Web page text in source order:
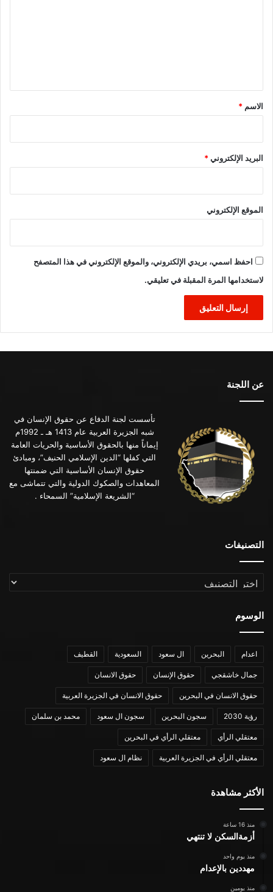
*
الاسم *
البريد الإلكتروني*
الموقع الإلكتروني
احفظ اسمي، بريدي الإلكتروني، والموقع الإلكتروني في هذا المتصفح
لاستخدامها المرة المقبلة في تعليقي.
عن اللجنة
تأسست لجنة الدفاع عن حقوق الإنسان في
شبه الجزيرة العربية عام 1413 هـ ـ 1992م
إيماناً منها بالحقوق الأساسية والحريات العامة
التي كفلها “الدين الإسلامي الحنيف”، ومبادئ
حقوق الإنسان الأساسية التي ضمنتها
المعاهدات والصكوك الدولية والتي تتماشى مع
“الشريعة الإسلامية” السمحاء .
التصنيفات
التصنيفات
الوسوم
اعدام البحرين ال سعود السعودية القطيف
جمال خاشقجي حقوق الإنسان حقوق الانسان
حقوق الانسان في البحرين حقوق الانسان في الجزيرة العربية
رؤية 2030 سجون البحرين سجون ال سعود محمد بن سلمان
معتقلي الرأي معتقلي الرأي في البحرين
معتقلي الرأي في الجزيرة العربية نظام ال سعود
الأكثر مشاهدة
منذ 16 ساعة
أزمةالسكن لا تنتهي
منذ يوم واحد
مهددين بالإعدام
منذ يومين